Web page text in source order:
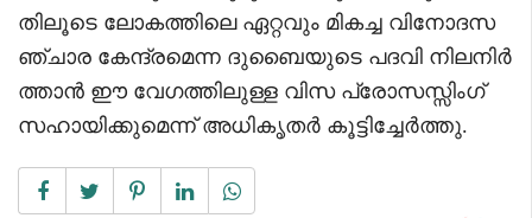
തിലൂടെ ലോകത്തിലെ ഏറ്റവും മികച്ച വിനോദസ
ഞ്ചാര കേന്ദ്രമെന്ന ദുബൈയുടെ പദവി നിലനിർ
ത്താൻ ഈ വേഗത്തിലുള്ള വിസ പ്രോസസ്സിംഗ്
സഹായിക്കുമെന്ന് അധികൃതർ കൂട്ടിച്ചേർത്തു.